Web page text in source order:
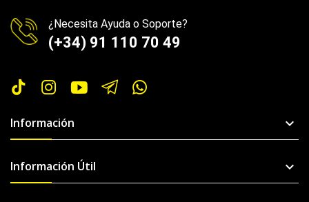
¿Necesita Ayuda o Soporte?
(+34) 91 110 70 49
Información 
Información Útil 